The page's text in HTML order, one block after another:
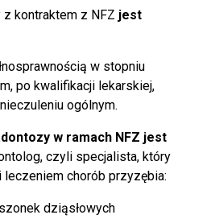
kontraktem z NFZ jest
w stopniu
po kwalifikacji lekarskiej,
ogólnym.
w ramach NFZ jest
czyli specjalista, który
chorób przyzębia:
dziąsłowych